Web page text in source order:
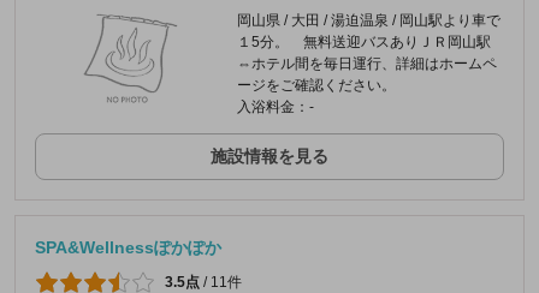
岡山県 / 大田 / 湯迫温泉 / 岡山駅より車で
１5分。 無料送迎バスありＪＲ岡山駅
⇔ホテル間を毎日運行、詳細はホームペ
ージをご確認ください。
入浴料金：-
施設情報を見る
SPA&Wellnessぽかぽか
3.5点 / 11件